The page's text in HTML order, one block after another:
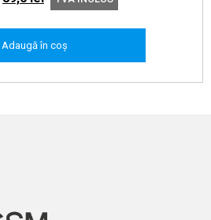
fost:
curent
89,0 lei.
Adaugă în coș